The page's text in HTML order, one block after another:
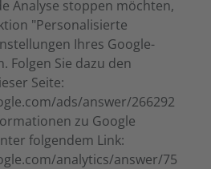
Analyse stoppen möchten,
"Personalisierte
Ihres Google-
Folgen Sie dazu den
Seite:
ads/answer/266292
zu Google
folgendem Link:
analytics/answer/75